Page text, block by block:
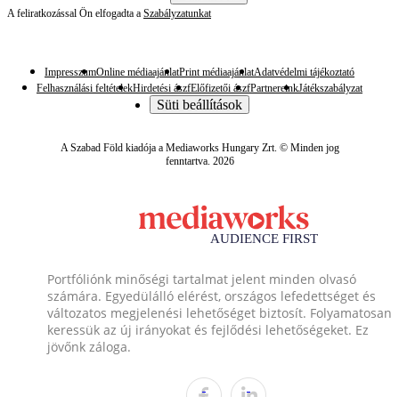
A feliratkozással Ön elfogadta a Szabályzatunkat
ImpresszumOnline médiaajánlatPrint médiaajánlatAdatvédelmi tájékoztató
Felhasználási feltételekHirdetési ászfElőfizetői ászfPartnereinkJátékszabályzat
Süti beállítások
A Szabad Föld kiadója a Mediaworks Hungary Zrt. © Minden jog
fenntartva. 2026
Portfóliónk minőségi tartalmat jelent minden olvasó
számára. Egyedülálló elérést, országos lefedettséget és
változatos megjelenési lehetőséget biztosít. Folyamatosan
keressük az új irányokat és fejlődési lehetőségeket. Ez
jövőnk záloga.